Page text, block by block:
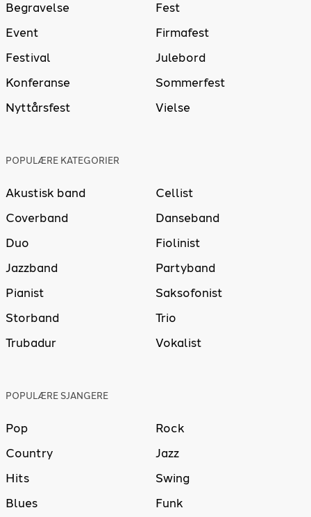
Begravelse
Fest
Event
Firmafest
Festival
Julebord
Konferanse
Sommerfest
Nyttårsfest
Vielse
POPULÆRE KATEGORIER
Akustisk band
Cellist
Coverband
Danseband
Duo
Fiolinist
Jazzband
Partyband
Pianist
Saksofonist
Storband
Trio
Trubadur
Vokalist
POPULÆRE SJANGERE
Pop
Rock
Country
Jazz
Hits
Swing
Blues
Funk